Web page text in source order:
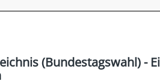
(Bundestagswahl) -